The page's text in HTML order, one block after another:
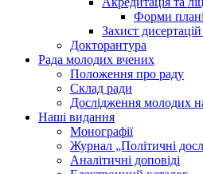
Форми
Захист
Докторантура
Рада молодих вчених
Положення про раду
Склад ради
Дослідження молодих
Наші видання
Монографії
Журнал „Політичні
Аналітичні доповіді